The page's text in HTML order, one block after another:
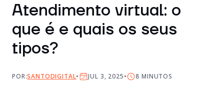
Atendimento virtual: o
que é e quais os seus
tipos?
POR:SANTODIGITAL JUL 3, 2025 8 MINUTOS